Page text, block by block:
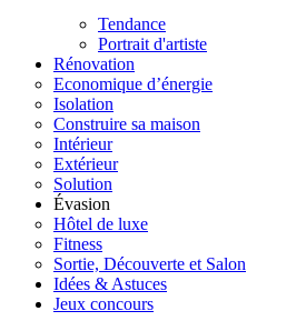
Tendance
Portrait d'artiste
Rénovation
Economique d’énergie
Isolation
Construire sa maison
Intérieur
Extérieur
Solution
Évasion
Hôtel de luxe
Fitness
Sortie, Découverte et Salon
Idées & Astuces
Jeux concours